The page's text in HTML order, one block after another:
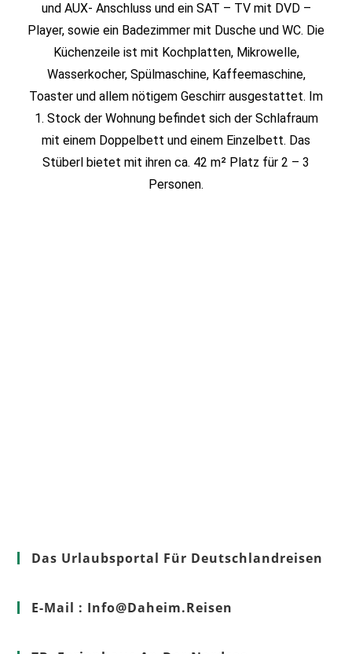
und AUX- Anschluss und ein SAT – TV mit DVD –
Player, sowie ein Badezimmer mit Dusche und WC. Die
Küchenzeile ist mit Kochplatten, Mikrowelle,
Wasserkocher, Spülmaschine, Kaffeemaschine,
Toaster und allem nötigem Geschirr ausgestattet. Im
1. Stock der Wohnung befindet sich der Schlafraum
mit einem Doppelbett und einem Einzelbett. Das
Stüberl bietet mit ihren ca. 42 m² Platz für 2 – 3
Personen.
Das Urlaubsportal Für Deutschlandreisen
E-Mail : Info@Daheim.Reisen